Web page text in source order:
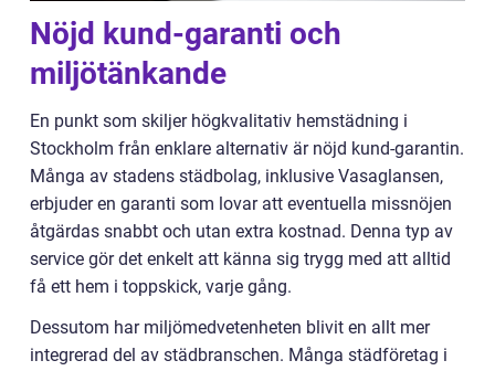
Nöjd kund-garanti och
miljötänkande
En punkt som skiljer högkvalitativ hemstädning i
Stockholm från enklare alternativ är nöjd kund-garantin.
Många av stadens städbolag, inklusive Vasaglansen,
erbjuder en garanti som lovar att eventuella missnöjen
åtgärdas snabbt och utan extra kostnad. Denna typ av
service gör det enkelt att känna sig trygg med att alltid
få ett hem i toppskick, varje gång.
Dessutom har miljömedvetenheten blivit en allt mer
integrerad del av städbranschen. Många städföretag i